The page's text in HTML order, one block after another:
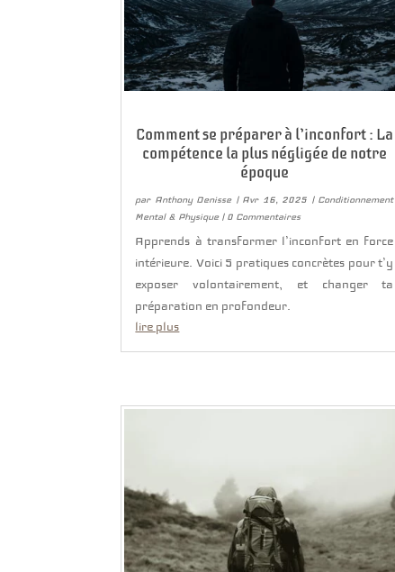
Comment se préparer à l’inconfort : La
compétence la plus négligée de notre
époque
par Anthony Denisse| Avr 16, 2025 | Conditionnement
Mental & Physique| 0 Commentaires
Apprends à transformer l’inconfort en force
intérieure. Voici 5 pratiques concrètes pour t’y
exposer volontairement, et changer ta
préparation en profondeur.
lire plus